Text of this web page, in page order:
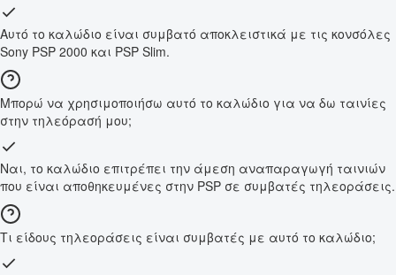
Αυτό το καλώδιο είναι συμβατό αποκλειστικά με τις κονσόλες
Sony PSP 2000 και PSP Slim.
Μπορώ να χρησιμοποιήσω αυτό το καλώδιο για να δω ταινίες
στην τηλεόρασή μου;
Ναι, το καλώδιο επιτρέπει την άμεση αναπαραγωγή ταινιών
που είναι αποθηκευμένες στην PSP σε συμβατές τηλεοράσεις.
Τι είδους τηλεοράσεις είναι συμβατές με αυτό το καλώδιο;